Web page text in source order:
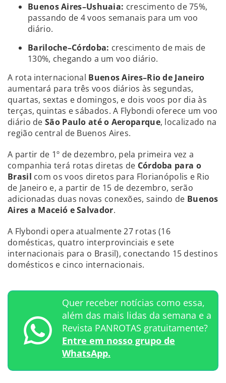
Buenos Aires–Ushuaia: crescimento de 75%,
passando de 4 voos semanais para um voo
diário.
Bariloche–Córdoba: crescimento de mais de
130%, chegando a um voo diário.
A rota internacional Buenos Aires–Rio de Janeiro
aumentará para três voos diários às segundas,
quartas, sextas e domingos, e dois voos por dia às
terças, quintas e sábados. A Flybondi oferece um voo
diário de São Paulo até o Aeroparque, localizado na
região central de Buenos Aires.
A partir de 1º de dezembro, pela primeira vez a
companhia terá rotas diretas de Córdoba para o
Brasil com os voos diretos para Florianópolis e Rio
de Janeiro e, a partir de 15 de dezembro, serão
adicionadas duas novas conexões, saindo de Buenos
Aires a Maceió e Salvador.
A Flybondi opera atualmente 27 rotas (16
domésticas, quatro interprovinciais e sete
internacionais para o Brasil), conectando 15 destinos
domésticos e cinco internacionais.
Quer receber notícias como essa,
além das mais lidas da semana e a
Revista PANROTAS gratuitamente?
Entre em nosso grupo de
WhatsApp.